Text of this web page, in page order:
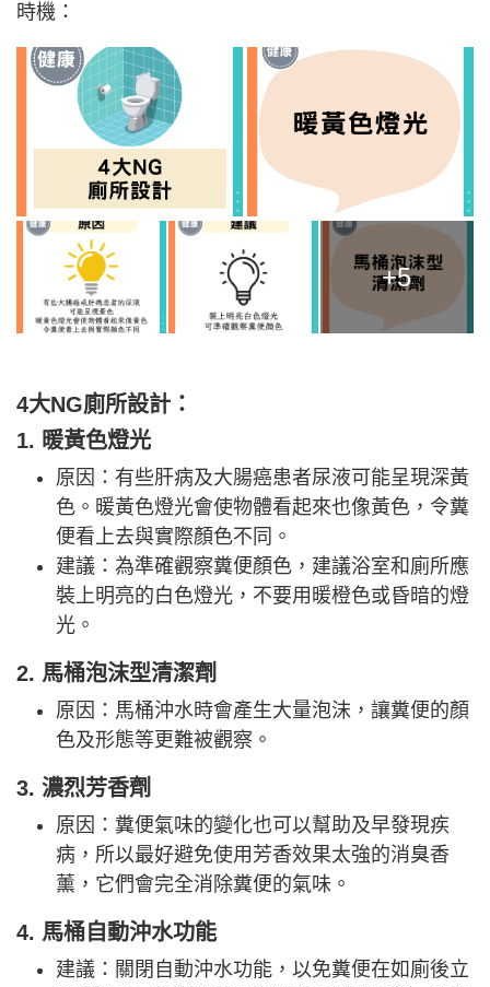
時機：
+5
4大NG廁所設計：
1. 暖黃色燈光
原因：有些肝病及大腸癌患者尿液可能呈現深黃
色。暖黃色燈光會使物體看起來也像黃色，令糞
便看上去與實際顏色不同。
建議：為準確觀察糞便顏色，建議浴室和廁所應
裝上明亮的白色燈光，不要用暖橙色或昏暗的燈
光。
2. 馬桶泡沫型清潔劑
原因：馬桶沖水時會產生大量泡沫，讓糞便的顏
色及形態等更難被觀察。
3. 濃烈芳香劑
原因：糞便氣味的變化也可以幫助及早發現疾
病，所以最好避免使用芳香效果太強的消臭香
薰，它們會完全消除糞便的氣味。
4. 馬桶自動沖水功能
建議：關閉自動沖水功能，以免糞便在如廁後立